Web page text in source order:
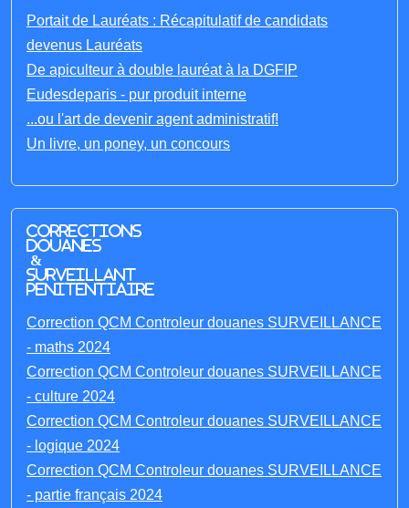
Portait de Lauréats : Récapitulatif de candidats
devenus Lauréats
De apiculteur à double lauréat à la DGFIP
Eudesdeparis - pur produit interne
...ou l'art de devenir agent administratif!
Un livre, un poney, un concours
Corrections
Douanes
&
Surveillant
penitentiaire
Correction QCM Controleur douanes SURVEILLANCE
- maths 2024
Correction QCM Controleur douanes SURVEILLANCE
- culture 2024
Correction QCM Controleur douanes SURVEILLANCE
- logique 2024
Correction QCM Controleur douanes SURVEILLANCE
- partie français 2024